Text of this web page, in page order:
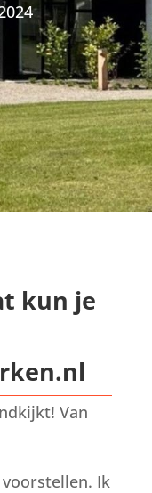
kun je
Van
Ik